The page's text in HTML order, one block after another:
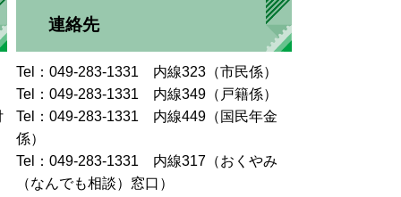
連絡先
Tel：049-283-1331 内線323（市民係）
Tel：049-283-1331 内線349（戸籍係）
Tel：049-283-1331 内線449（国民年金
係）
Tel：049-283-1331 内線317（おくやみ
（なんでも相談）窓口）